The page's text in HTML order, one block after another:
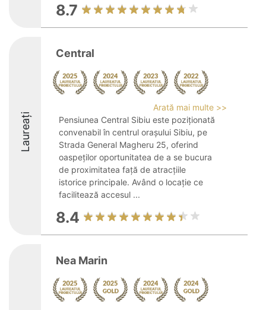
8.7
Laureați
Central
Arată mai multe >>
Pensiunea Central Sibiu este poziționată
convenabil în centrul orașului Sibiu, pe
Strada General Magheru 25, oferind
oaspeților oportunitatea de a se bucura
de proximitatea față de atracțiile
istorice principale. Având o locație ce
facilitează accesul ...
8.4
Nea Marin